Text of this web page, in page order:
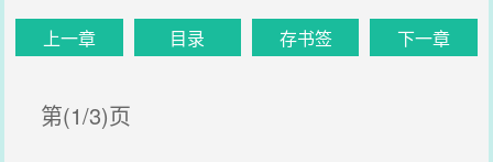
上一章 目录 存书签 下一章
第(1/3)页